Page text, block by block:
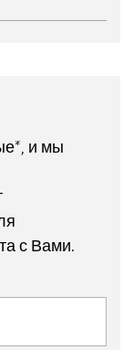
и мы
с Вами.